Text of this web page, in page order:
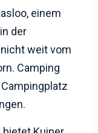
einem
der
weit vom
Camping
Kuiper